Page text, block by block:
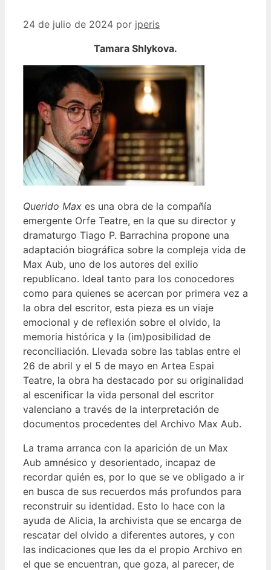
24 de julio de 2024 por jperis
Tamara Shlykova.
Querido Max es una obra de la compañía
emergente Orfe Teatre, en la que su director y
dramaturgo Tiago P. Barrachina propone una
adaptación biográfica sobre la compleja vida de
Max Aub, uno de los autores del exilio
republicano. Ideal tanto para los conocedores
como para quienes se acercan por primera vez a
la obra del escritor, esta pieza es un viaje
emocional y de reflexión sobre el olvido, la
memoria histórica y la (im)posibilidad de
reconciliación. Llevada sobre las tablas entre el
26 de abril y el 5 de mayo en Artea Espai
Teatre, la obra ha destacado por su originalidad
al escenificar la vida personal del escritor
valenciano a través de la interpretación de
documentos procedentes del Archivo Max Aub.
La trama arranca con la aparición de un Max
Aub amnésico y desorientado, incapaz de
recordar quién es, por lo que se ve obligado a ir
en busca de sus recuerdos más profundos para
reconstruir su identidad. Esto lo hace con la
ayuda de Alicia, la archivista que se encarga de
rescatar del olvido a diferentes autores, y con
las indicaciones que les da el propio Archivo en
el que se encuentran, que goza, al parecer, de